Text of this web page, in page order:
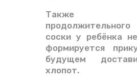
Также
соски у ребёнка
формируется
будущем
хлопот.